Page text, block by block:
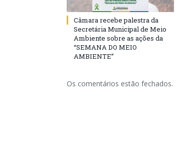
Câmara recebe palestra da
Secretária Municipal de Meio
Ambiente sobre as ações da
“SEMANA DO MEIO
AMBIENTE”
Os comentários estão fechados.